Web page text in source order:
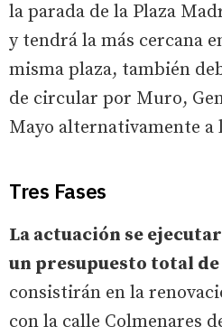
la parada de la Plaza
y tendrá la más cercana
misma plaza, también
de circular por Muro,
Mayo alternativamente a
Tres Fases
La actuación se
un presupuesto total de
consistirán en la
con la calle Colmenares